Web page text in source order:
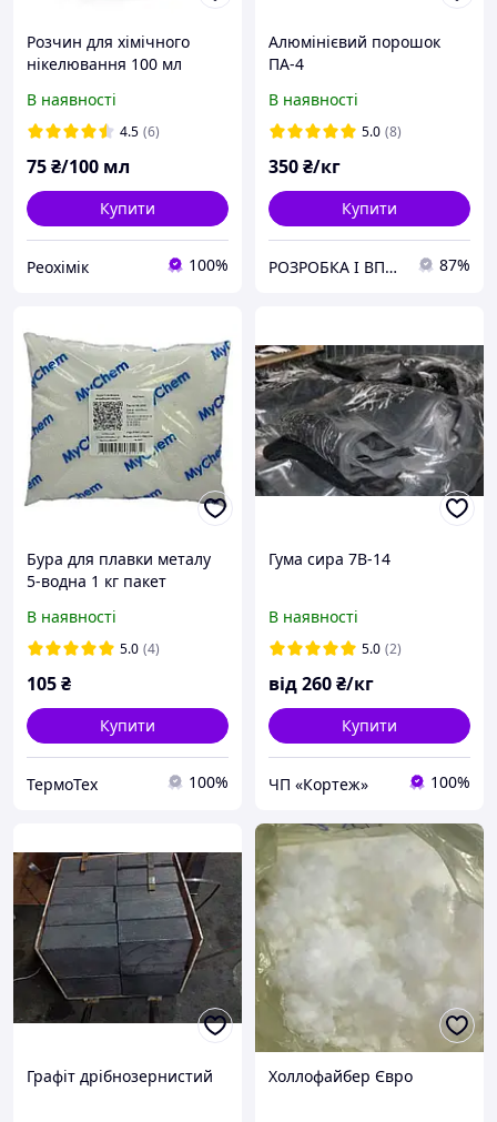
Розчин для хімічного
нікелювання 100 мл
В наявності
4.5 (6)
75₴/100 мл
Купити
Реохімік 100%
Алюмінієвий порошок
ПА-4
В наявності
5.0 (8)
350₴/кг
Купити
РОЗРОБКА І ВПРОВАДЖЕННЯ НОВИХ МАТЕРІАЛІВ 87%
Бура для плавки металу
5-водна 1 кг пакет
В наявності
5.0 (4)
105₴
Купити
ТермоТех 100%
Гума сира 7В-14
В наявності
5.0 (2)
від260₴/кг
Купити
ЧП «Кортеж» 100%
Графіт дрібнозернистий Холлофайбер Євро